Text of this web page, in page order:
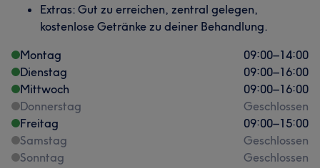
Extras: Gut zu erreichen, zentral gelegen,
kostenlose Getränke zu deiner Behandlung.
Montag
09:00–14:00
Dienstag
09:00–16:00
Mittwoch
09:00–16:00
Donnerstag
Geschlossen
Freitag
09:00–15:00
Samstag
Geschlossen
Sonntag
Geschlossen